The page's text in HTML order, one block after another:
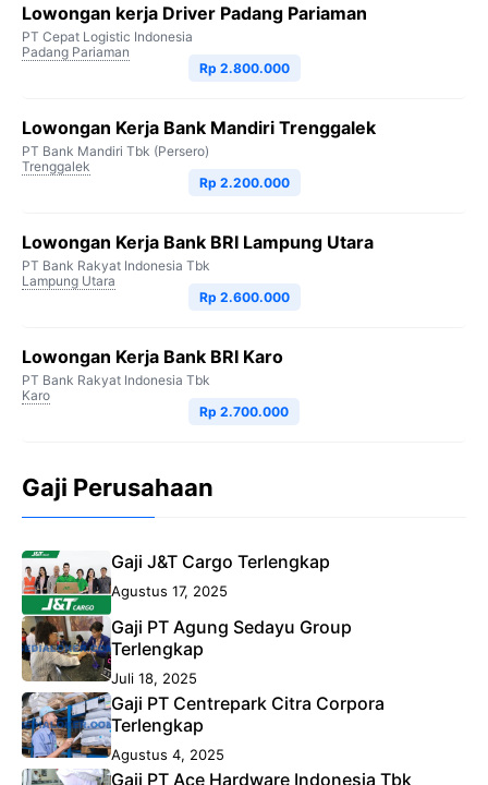
Lowongan kerja Driver Padang Pariaman
PT Cepat Logistic Indonesia
Padang Pariaman
Rp 2.800.000
Lowongan Kerja Bank Mandiri Trenggalek
PT Bank Mandiri Tbk (Persero)
Trenggalek
Rp 2.200.000
Lowongan Kerja Bank BRI Lampung Utara
PT Bank Rakyat Indonesia Tbk
Lampung Utara
Rp 2.600.000
Lowongan Kerja Bank BRI Karo
PT Bank Rakyat Indonesia Tbk
Karo
Rp 2.700.000
Gaji Perusahaan
Gaji J&T Cargo Terlengkap
Agustus 17, 2025
Gaji PT Agung Sedayu Group
Terlengkap
Juli 18, 2025
Gaji PT Centrepark Citra Corpora
Terlengkap
Agustus 4, 2025
Gaji PT Ace Hardware Indonesia Tbk